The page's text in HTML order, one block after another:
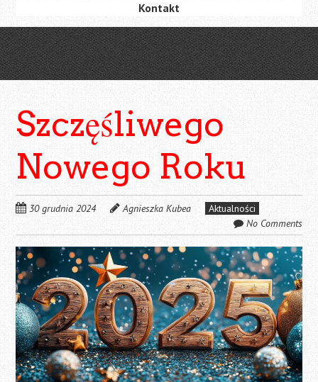
Kontakt
Szczęśliwego
Nowego Roku
30 grudnia 2024 Agnieszka Kubea
Aktualności
No Comments